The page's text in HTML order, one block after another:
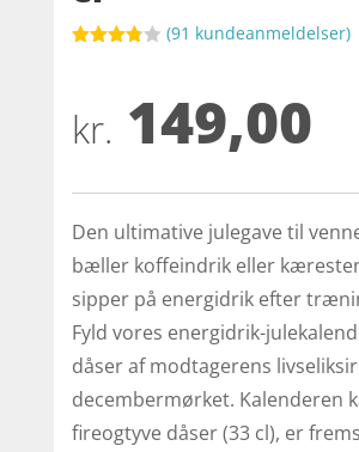
baseret
på
er
(91 kundeanmeldelser)
kr. 149,00
Den ultimative julegave til
bæller koffeindrik eller
sipper på energidrik efter
Fyld vores energidrik-
dåser af modtagerens
decembermørket. Kalenderen
fireogtyve dåser (33 cl), er